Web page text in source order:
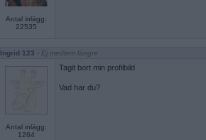
Antal inlägg:
22535
Ingrid 123 - Ej medlem längre
Antal inlägg:
1264
Tagit bort min profilbild
Vad har du?